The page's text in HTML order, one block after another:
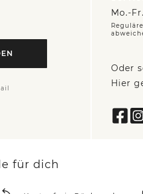
Mo.-
Oder
Hier
für dich